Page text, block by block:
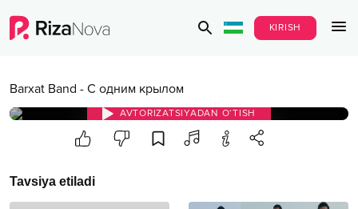
KIRISH
Barxat Band - С одним крылом
AVTORIZATSIYADAN O‘TISH
Tavsiya etiladi